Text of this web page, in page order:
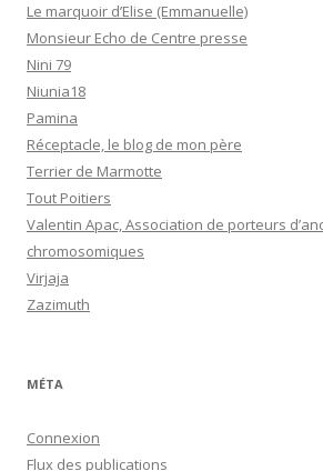
Le marquoir d’Elise (Emmanuelle)
Monsieur Echo de Centre presse
Nini 79
Niunia18
Pamina
Réceptacle, le blog de mon père
Terrier de Marmotte
Tout Poitiers
Valentin Apac, Association de porteurs
chromosomiques
Virjaja
Zazimuth
MÉTA
Connexion
Flux des publications